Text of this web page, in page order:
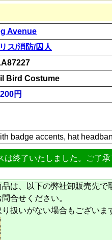
Avenue
ス/消防/囚人
Bird Costume
円
badge accents, hat
は終了いたしました。ご了承
は、以下の弊社卸販売先で
合せください。
扱いがない場合もございま